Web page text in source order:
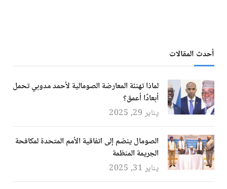
أحدث المقالات
لماذا تهنئة المعارضة الصومالية لأحمد مدوبي تحمل
أبعادًا أعمق؟
يناير 29, 2025
الصومال ينضم إلى اتفاقية الأمم المتحدة لمكافحة
الجريمة المنظمة
يناير 31, 2025